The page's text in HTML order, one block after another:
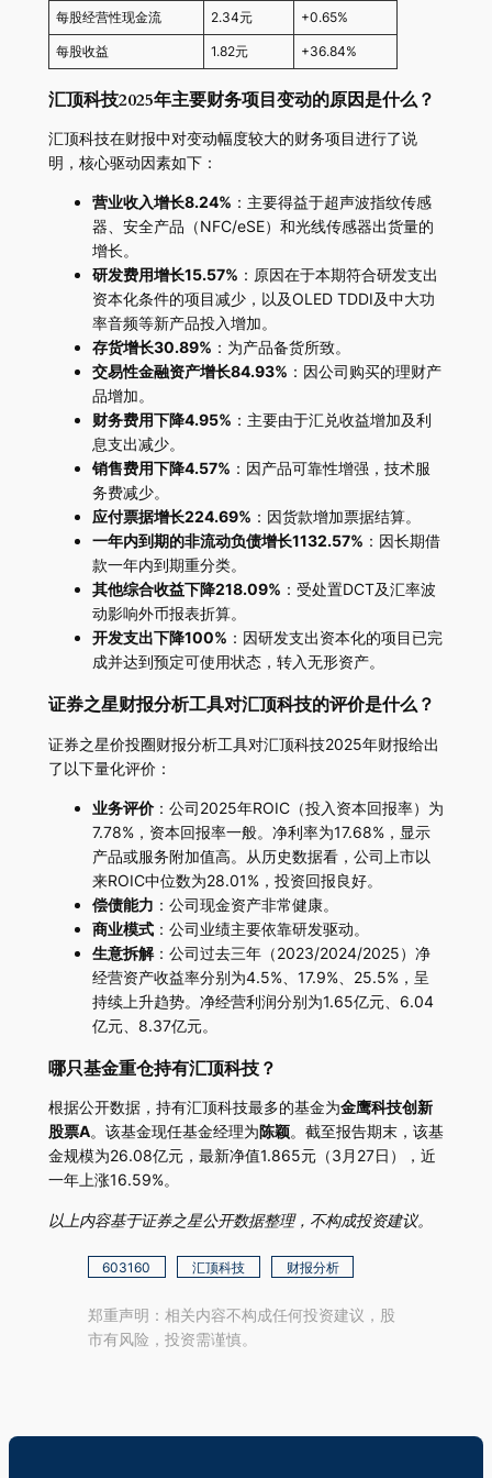
每股经营性现金流 2.34元 +0.65%
每股收益 1.82元 +36.84%
汇顶科技2025年主要财务项目变动的原因是什么？
汇顶科技在财报中对变动幅度较大的财务项目进行了说
明，核心驱动因素如下：
营业收入增长8.24% ：主要得益于超声波指纹传感
器、安全产品（NFC/eSE）和光线传感器出货量的
增长。
研发费用增长15.57% ：原因在于本期符合研发支出
资本化条件的项目减少，以及OLED TDDI及中大功
率音频等新产品投入增加。
存货增长30.89% ：为产品备货所致。
交易性金融资产增长84.93% ：因公司购买的理财产
品增加。
财务费用下降4.95% ：主要由于汇兑收益增加及利
息支出减少。
销售费用下降4.57% ：因产品可靠性增强，技术服
务费减少。
应付票据增长224.69% ：因货款增加票据结算。
一年内到期的非流动负债增长1132.57% ：因长期借
款一年内到期重分类。
其他综合收益下降218.09% ：受处置DCT及汇率波
动影响外币报表折算。
开发支出下降100% ：因研发支出资本化的项目已完
成并达到预定可使用状态，转入无形资产。
证券之星财报分析工具对汇顶科技的评价是什么？
证券之星价投圈财报分析工具对汇顶科技2025年财报给出
了以下量化评价：
业务评价：公司2025年ROIC（投入资本回报率）为
7.78%，资本回报率一般。净利率为17.68%，显示
产品或服务附加值高。从历史数据看，公司上市以
来ROIC中位数为28.01%，投资回报良好。
偿债能力 ：公司现金资产非常健康。
商业模式：公司业绩主要依靠研发驱动。
生意拆解：公司过去三年（2023/2024/2025）净
经营资产收益率分别为4.5%、17.9%、25.5%，呈
持续上升趋势。净经营利润分别为1.65亿元、6.04
亿元、8.37亿元。
哪只基金重仓持有汇顶科技？
根据公开数据，持有汇顶科技最多的基金为金鹰科技创新
股票A。该基金现任基金经理为陈颖。截至报告期末，该基
金规模为26.08亿元，最新净值1.865元（3月27日），近
一年上涨16.59%。
以上内容基于证券之星公开数据整理，不构成投资建议。
603160 汇顶科技 财报分析
郑重声明：相关内容不构成任何投资建议，股
市有风险，投资需谨慎。